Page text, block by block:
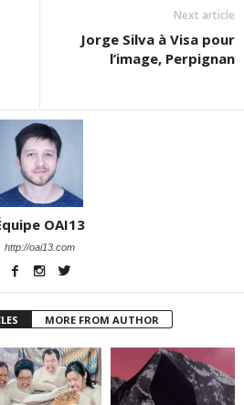
Next article
Jorge Silva à Visa pour
l’image, Perpignan
OAI13
http://oai13.com
MORE FROM AUTHOR